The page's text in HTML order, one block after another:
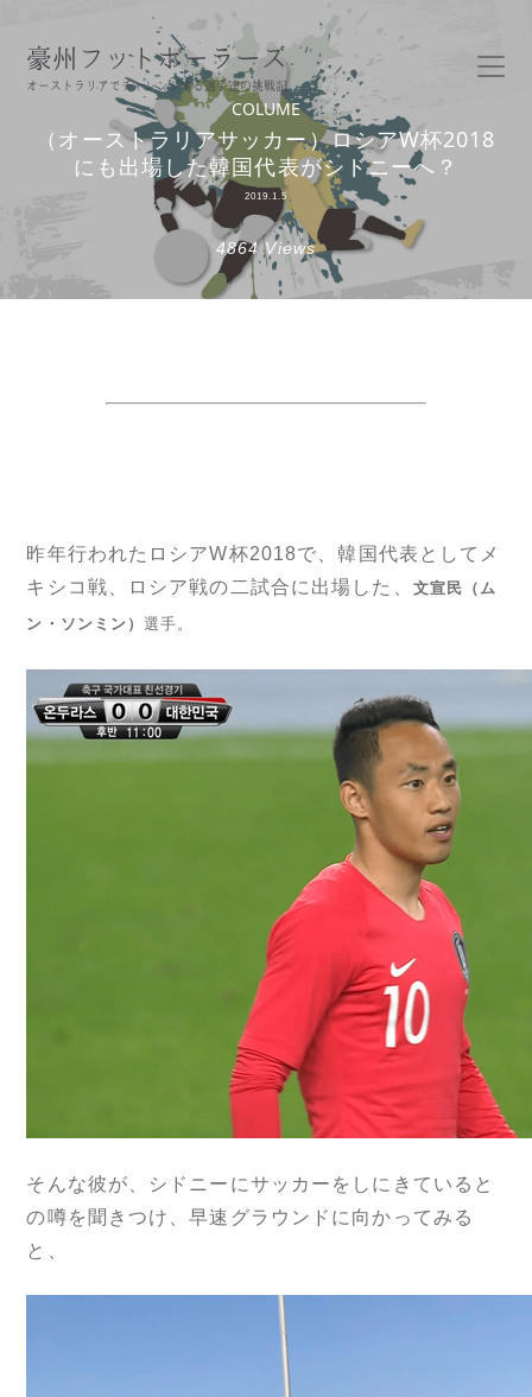
豪州フットボーラーズ
オーストラリアでチャレンジする選手達の挑戦記
COLUME
（オーストラリアサッカー）ロシアW杯2018
にも出場した韓国代表がシドニーへ？
2019.1.5
4864 Views
昨年行われたロシアW杯2018で、韓国代表としてメ
キシコ戦、ロシア戦の二試合に出場した、
文宣民（ム
ン・ソンミン）選手。
そんな彼が、シドニーにサッカーをしにきていると
の噂を聞きつけ、早速グラウンドに向かってみる
と、